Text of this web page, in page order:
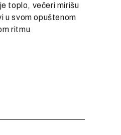
toplo, večeri mirišu
u svom opuštenom
ritmu